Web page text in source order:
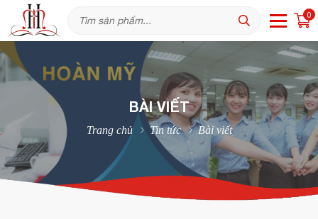
0
BÀI VIẾT
Trang chủ Tin tức Bài viết